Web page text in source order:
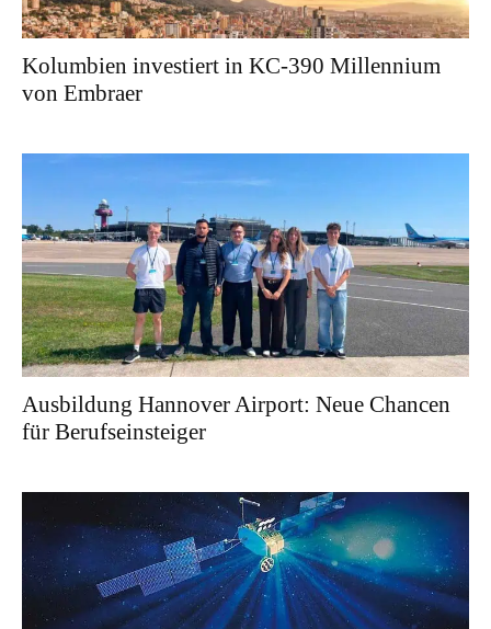
Kolumbien investiert in KC-390 Millennium
von Embraer
Ausbildung Hannover Airport: Neue Chancen
für Berufseinsteiger